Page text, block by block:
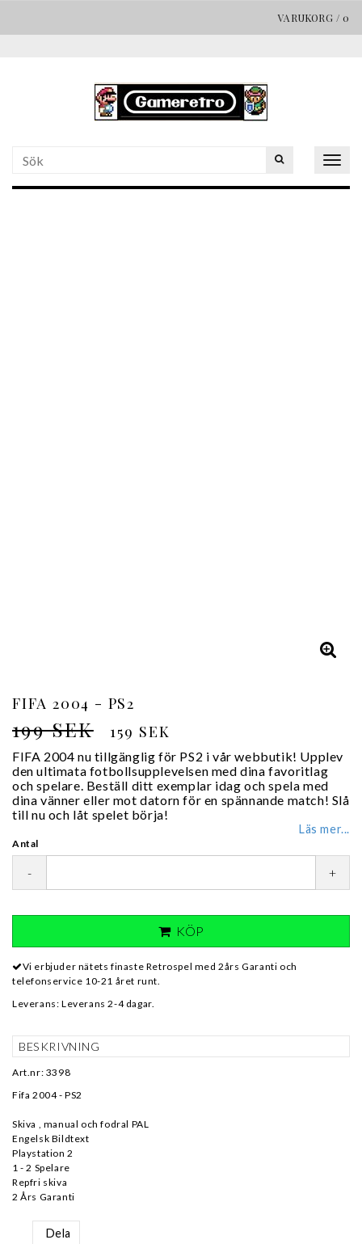
VARUKORG / 0
FIFA 2004 - PS2
199 SEK 159 SEK
FIFA 2004 nu tillgänglig för PS2 i vår webbutik! Upplev
den ultimata fotbollsupplevelsen med dina favoritlag
och spelare. Beställ ditt exemplar idag och spela med
dina vänner eller mot datorn för en spännande match! Slå
till nu och låt spelet börja!
Läs mer...
Antal
- +
KÖP
Vi erbjuder nätets finaste Retrospel med 2års Garanti och
telefonservice 10-21 året runt.
Leverans: Leverans 2-4 dagar.
BESKRIVNING
Art.nr: 3398
Fifa 2004 - PS2
Skiva , manual och fodral PAL
Engelsk Bildtext
Playstation 2
1 - 2 Spelare
Repfri skiva
2 Års Garanti
Dela